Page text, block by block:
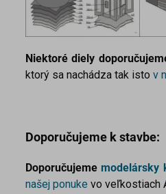
Niektoré diely
ktorý sa nachádza tak isto v
Doporučujeme k stavbe:
Doporučujeme modelársky
našej ponuke vo veľkostiach